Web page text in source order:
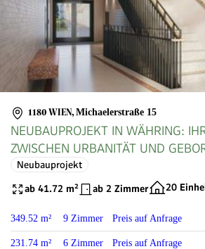
1180 WIEN, Michaelerstraße 15
NEUBAUPROJEKT IN WÄHRING:
ZWISCHEN URBANITÄT UND
Neubauprojekt
ab 41.72 m² ab 2 Zimmer 20
349.52 m² 9 Zimmer Preis auf Anfrage
231.74 m² 6 Zimmer Preis auf Anfrage